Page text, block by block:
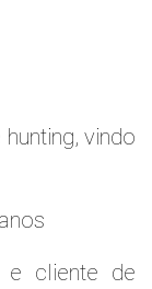
vindo
e cliente de